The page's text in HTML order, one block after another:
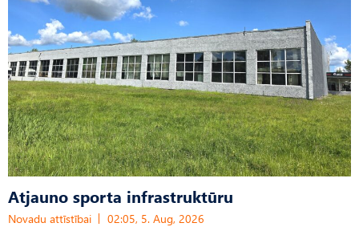
Atjauno sporta infrastruktūru
Novadu attīstībai 02:05, 5. Aug, 2026